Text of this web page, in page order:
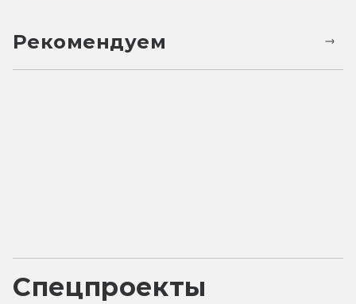
Рекомендуем
Спецпроекты